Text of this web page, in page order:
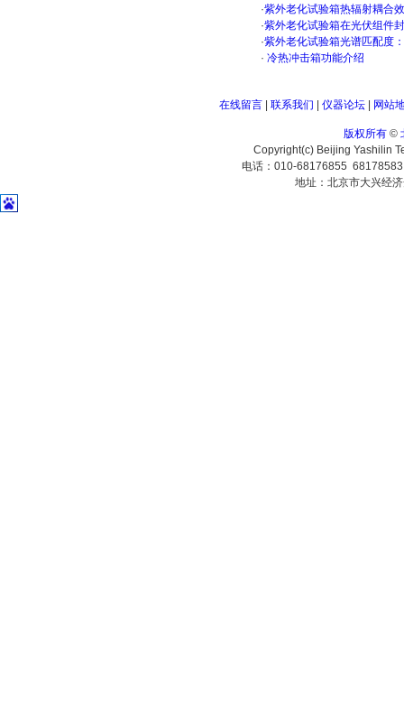
·紫外老化试验箱热辐射耦合
·紫外老化试验箱在光伏组件
·紫外老化试验箱光谱匹配度
· 冷热冲击箱功能介绍
在线留言| 联系我们 仪器论坛| 网站
版权所有©
Copyright(c) Beijing Yashilin
电话：010-68176855
地址：北京市大兴经